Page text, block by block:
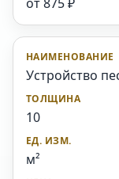
Устройство
10
м²